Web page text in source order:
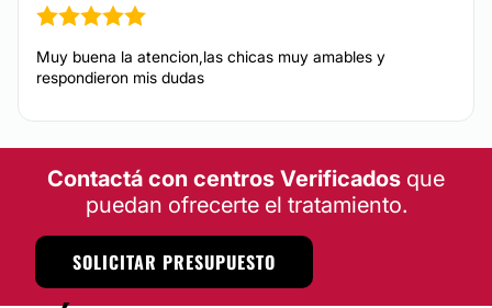
Muy buena la atencion,las chicas muy amables y
respondieron mis dudas
Contactá con centros Verificados que
puedan ofrecerte el tratamiento.
SOLICITAR PRESUPUESTO